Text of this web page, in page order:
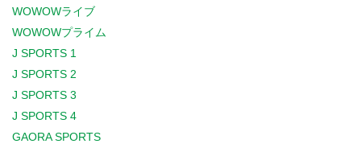
WOWOWライブ
WOWOWプライム
J SPORTS 1
J SPORTS 2
J SPORTS 3
J SPORTS 4
GAORA SPORTS